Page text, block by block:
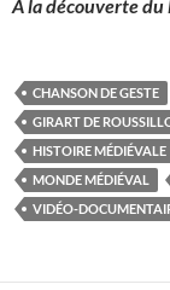
A la découverte du
CHANSON DE GESTE
GIRART DE
HISTOIRE MÉDIÉVALE
MONDE MÉDIÉVAL
VIDÉO-